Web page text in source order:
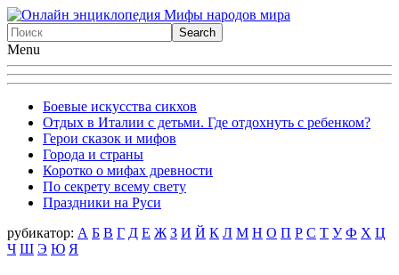
Menu
Боевые искусства сикхов
Отдых в Италии с детьми. Где отдохнуть с ребенком?
Герои сказок и мифов
Города и страны
Коротко о мифах древности
По секрету всему свету
Праздники на Руси
рубикатор: А Б В Г Д Е Ж З И Й К Л М Н О П Р С Т У Ф X Ц
Ч Ш Э Ю Я